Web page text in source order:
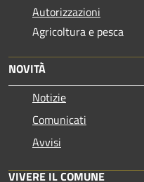
Autorizzazioni
Agricoltura e pesca
NOVITÀ
Notizie
Comunicati
Avvisi
VIVERE IL COMUNE